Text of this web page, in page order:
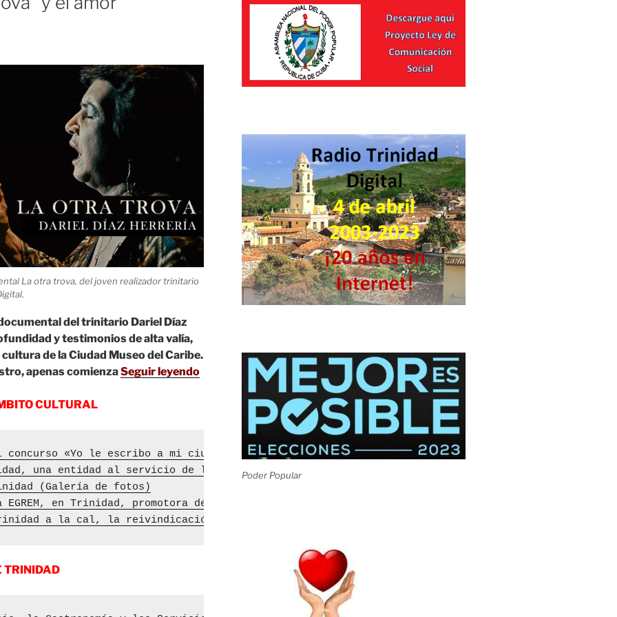
La otra trova, del joven realizador trinitario
del trinitario Dariel Díaz
y testimonios de alta valía,
de la Ciudad Museo del Caribe.
apenas comienzaSeguir leyendo
CULTURAL
concurso «Yo le escribo a mi ciudad»
una entidad al servicio de la comunidad
(Galería de fotos)
en Trinidad, promotora de la identidad cubana
a la cal, la reivindicación de un noble material
TRINIDAD
Poder Popular